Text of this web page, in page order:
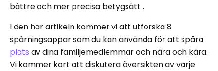
bättre och mer precisa betygsätt .
I den här artikeln kommer vi att utforska 8
spårningsappar som du kan använda för att spåra
plats av dina familjemedlemmar och nära och kära.
Vi kommer kort att diskutera översikten av varje